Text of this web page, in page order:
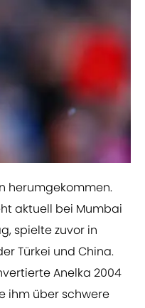
herumgekommen.
aktuell bei Mumbai
spielte zuvor in
Türkei und China.
Anelka 2004
ihm über schwere